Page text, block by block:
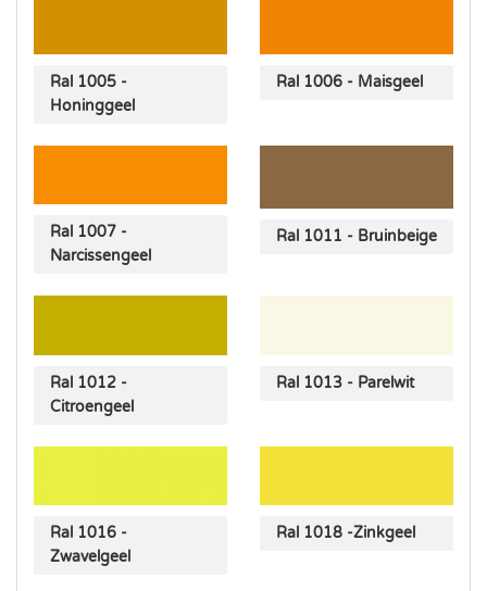
Ral 1005 -
Honinggeel
Ral 1006 - Maisgeel
Ral 1007 -
Narcissengeel
Ral 1011 - Bruinbeige
Ral 1012 -
Citroengeel
Ral 1013 - Parelwit
Ral 1016 -
Zwavelgeel
Ral 1018 -Zinkgeel